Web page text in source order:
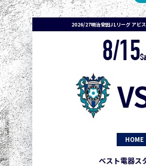
2026/27明治安田J1リーグ アビ
8/15
HOME
ベスト電器ス
1
2
3 3
3
5 3